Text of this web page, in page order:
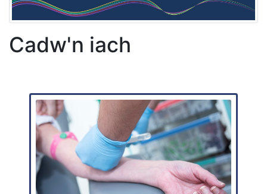
Cadw'n iach